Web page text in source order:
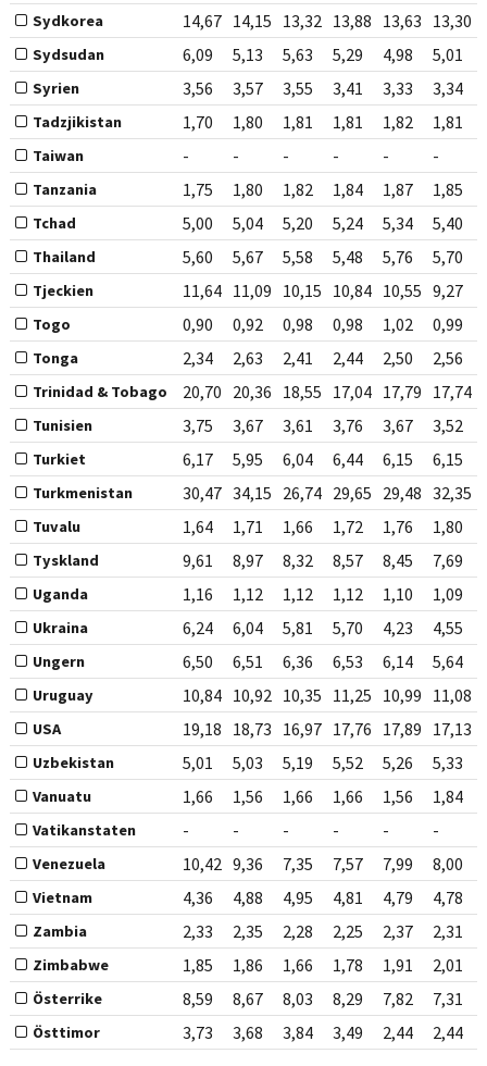
Sydkorea 14,67 14,15 13,32 13,88 13,63 13,30
Sydsudan 6,09 5,13 5,63 5,29 4,98 5,01
Syrien 3,56 3,57 3,55 3,41 3,33 3,34
Tadzjikistan 1,70 1,80 1,81 1,81 1,82 1,81
Taiwan - - - - - -
Tanzania 1,75 1,80 1,82 1,84 1,87 1,85
Tchad 5,00 5,04 5,20 5,24 5,34 5,40
Thailand 5,60 5,67 5,58 5,48 5,76 5,70
Tjeckien 11,64 11,09 10,15 10,84 10,55 9,27
Togo 0,90 0,92 0,98 0,98 1,02 0,99
Tonga 2,34 2,63 2,41 2,44 2,50 2,56
Trinidad & Tobago 20,70 20,36 18,55 17,04 17,79 17,74
Tunisien 3,75 3,67 3,61 3,76 3,67 3,52
Turkiet 6,17 5,95 6,04 6,44 6,15 6,15
Turkmenistan 30,47 34,15 26,74 29,65 29,48 32,35
Tuvalu 1,64 1,71 1,66 1,72 1,76 1,80
Tyskland 9,61 8,97 8,32 8,57 8,45 7,69
Uganda 1,16 1,12 1,12 1,12 1,10 1,09
Ukraina 6,24 6,04 5,81 5,70 4,23 4,55
Ungern 6,50 6,51 6,36 6,53 6,14 5,64
Uruguay 10,84 10,92 10,35 11,25 10,99 11,08
USA 19,18 18,73 16,97 17,76 17,89 17,13
Uzbekistan 5,01 5,03 5,19 5,52 5,26 5,33
Vanuatu 1,66 1,56 1,66 1,66 1,56 1,84
Vatikanstaten - - - - - -
Venezuela 10,42 9,36 7,35 7,57 7,99 8,00
Vietnam 4,36 4,88 4,95 4,81 4,79 4,78
Zambia 2,33 2,35 2,28 2,25 2,37 2,31
Zimbabwe 1,85 1,86 1,66 1,78 1,91 2,01
Österrike 8,59 8,67 8,03 8,29 7,82 7,31
Östtimor 3,73 3,68 3,84 3,49 2,44 2,44